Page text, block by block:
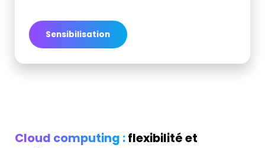
Sensibilisation
Cloud computing : flexibilité et